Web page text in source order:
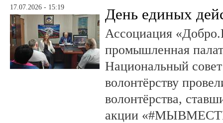
17.07.2026 - 15:19 День единых
Ассоциация
промышленная
Национальный
волонтёрству
волонтёрства,
акции